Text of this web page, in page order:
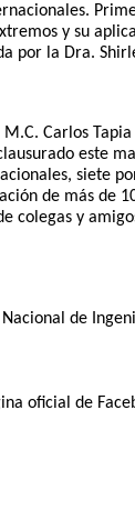
y su
por la Dra.
Carlos
este
siete
de más de
colegas y
Nacional de
oficial de